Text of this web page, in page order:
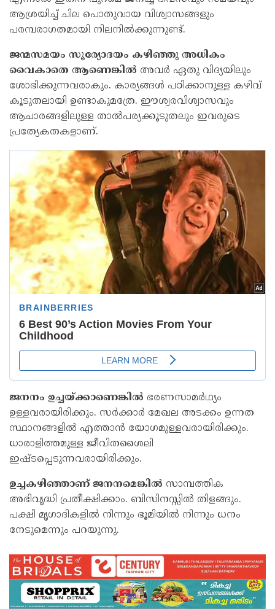
ആശ്രയിച്ച് ചില പൊതുവായ വിശ്വാസങ്ങളും
പരമ്പരാഗതമായി നിലനിൽക്കുന്നുണ്ട്.
ജന്മസമയം സൂര്യോദയം കഴിഞ്ഞു അധികം
വൈകാതെ ആണെങ്കിൽ അവർ ഏതു വിദ്യയിലും
ശോഭിക്കുന്നവരാകും. കാര്യങ്ങൾ പഠിക്കാനുള്ള കഴിവ്
കൂടുതലായി ഉണ്ടാകുമത്രേ. ഈശ്വരവിശ്വാസവും
ആചാരങ്ങളിലുള്ള താൽപര്യക്കൂടുതലും ഇവരുടെ
പ്രത്യേകതകളാണ്.
ജനനം ഉച്ചയ്ക്കാണെങ്കിൽ ഭരണസാമർഥ്യം
ഉള്ളവരായിരിക്കും. സർക്കാർ മേഖല അടക്കം ഉന്നത
സ്ഥാനങ്ങളിൽ എത്താൻ യോഗമുള്ളവരായിരിക്കും.
ധാരാളിത്തമുള്ള ജീവിതശൈലി
ഇഷ്ടപ്പെടുന്നവരായിരിക്കും.
ഉച്ചകഴിഞ്ഞാണ് ജനനമെങ്കിൽ സാമ്പത്തിക
അഭിവൃദ്ധി പ്രതീക്ഷിക്കാം. ബിസിനസ്സിൽ തിളങ്ങും.
പക്ഷി മൃഗാദികളിൽ നിന്നും ഭൂമിയിൽ നിന്നും ധനം
നേടുമെന്നും പറയുന്നു.